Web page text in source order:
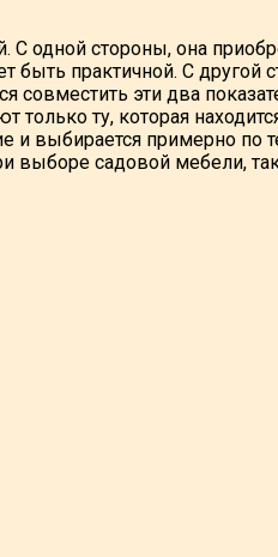
С одной стороны, она
быть практичной. С другой
эти два
только ту, которая
и выбирается примерно по
выборе садовой мебели,